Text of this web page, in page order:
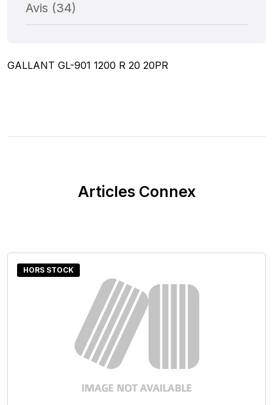
Avis (34)
GALLANT GL-901 1200 R 20 20PR
Articles Connex
HORS STOCK